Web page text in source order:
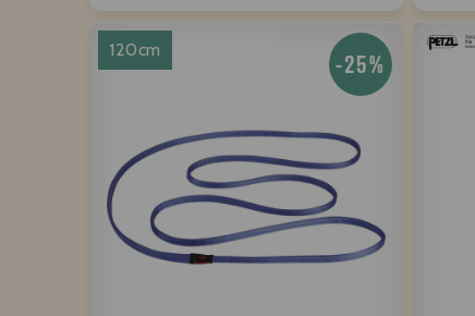
120cm -25%